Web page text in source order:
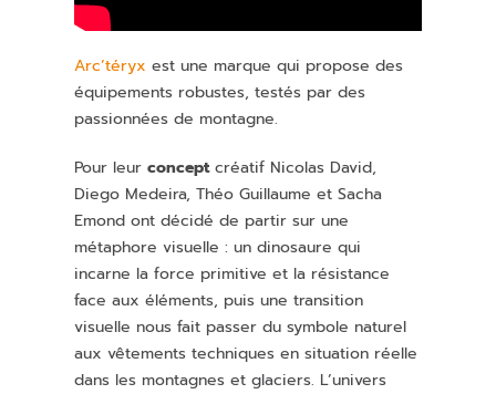
Arc’téryx est une marque qui propose des
équipements robustes, testés par des
passionnées de montagne.
Pour leurconceptcréatif Nicolas David,
Diego Medeira, Théo Guillaume et Sacha
Emond ont décidé de partir sur une
métaphore visuelle : un dinosaure qui
incarne la force primitive et la résistance
face aux éléments, puis une transition
visuelle nous fait passer du symbole naturel
aux vêtements techniques en situation réelle
dans les montagnes et glaciers. L’univers